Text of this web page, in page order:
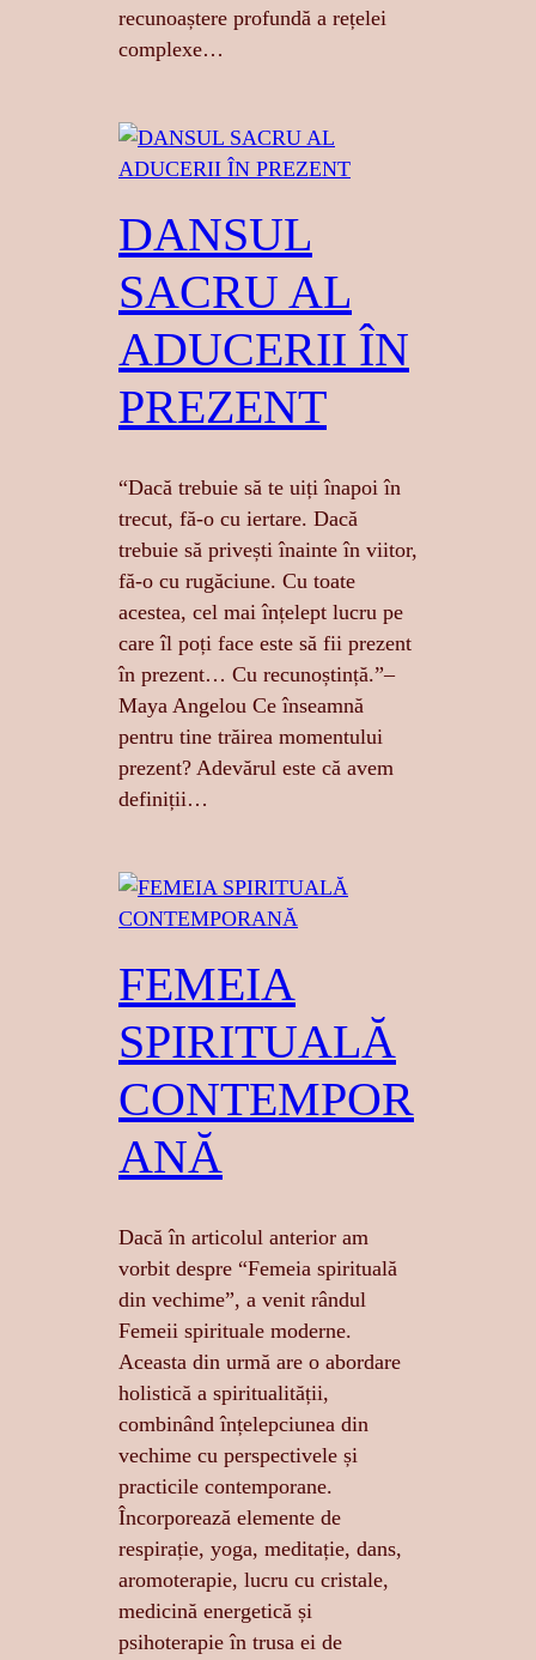
recunoaștere profundă a rețelei
complexe…
DANSUL
SACRU AL
ADUCERII ÎN
PREZENT
“Dacă trebuie să te uiți înapoi în
trecut, fă-o cu iertare. Dacă
trebuie să privești înainte în viitor,
fă-o cu rugăciune. Cu toate
acestea, cel mai înțelept lucru pe
care îl poți face este să fii prezent
în prezent… Cu recunoștință.”–
Maya Angelou Ce înseamnă
pentru tine trăirea momentului
prezent? Adevărul este că avem
definiții…
FEMEIA
SPIRITUALĂ
CONTEMPOR
ANĂ
Dacă în articolul anterior am
vorbit despre “Femeia spirituală
din vechime”, a venit rândul
Femeii spirituale moderne.
Aceasta din urmă are o abordare
holistică a spiritualității,
combinând înțelepciunea din
vechime cu perspectivele și
practicile contemporane.
Încorporează elemente de
respirație, yoga, meditație, dans,
aromoterapie, lucru cu cristale,
medicină energetică și
psihoterapie în trusa ei de